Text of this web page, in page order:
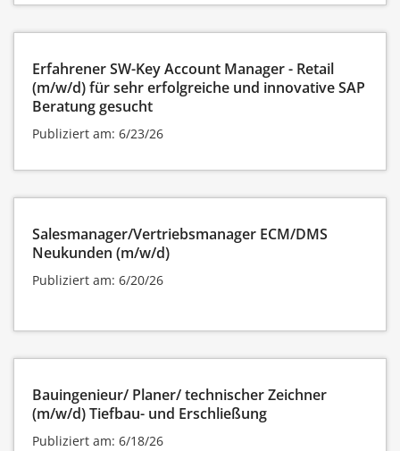
Erfahrener SW-Key Account Manager - Retail
(m/w/d) für sehr erfolgreiche und innovative SAP
Beratung gesucht
Publiziert am: 6/23/26
Salesmanager/Vertriebsmanager ECM/DMS
Neukunden (m/w/d)
Publiziert am: 6/20/26
Bauingenieur/ Planer/ technischer Zeichner
(m/w/d) Tiefbau- und Erschließung
Publiziert am: 6/18/26